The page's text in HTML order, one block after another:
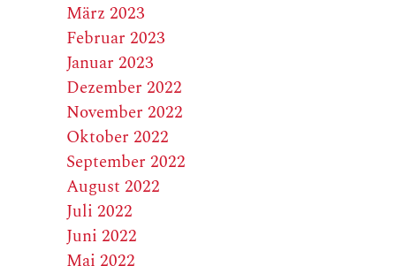
März 2023
Februar 2023
Januar 2023
Dezember 2022
November 2022
Oktober 2022
September 2022
August 2022
Juli 2022
Juni 2022
Mai 2022